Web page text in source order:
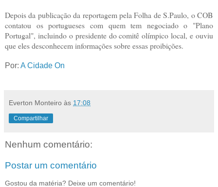
Depois da publicação da reportagem pela Folha de S.Paulo, o COB
contatou os portugueses com quem tem negociado o "Plano
Portugal", incluindo o presidente do comitê olímpico local, e ouviu
que eles desconhecem informações sobre essas proibições.
Por: A Cidade On
Everton Monteiro às 17:08
Compartilhar
Nenhum comentário:
Postar um comentário
Gostou da matéria? Deixe um comentário!